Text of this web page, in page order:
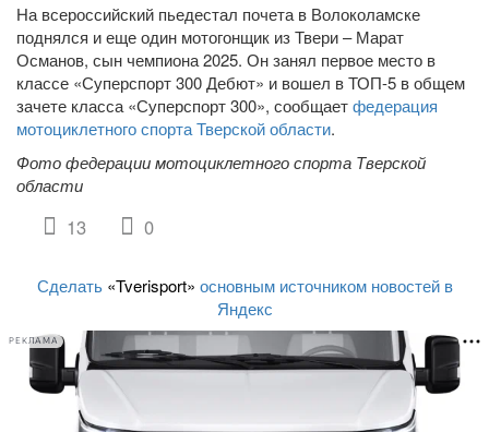
На всероссийский пьедестал почета в Волоколамске
поднялся и еще один мотогонщик из Твери – Марат
Османов, сын чемпиона 2025. Он занял первое место в
классе «Суперспорт 300 Дебют» и вошел в ТОП-5 в общем
зачете класса «Суперспорт 300», сообщаетфедерация
мотоциклетного спорта Тверской области.
Фото федерации мотоциклетного спорта Тверской
области
13 0
Сделать «Tverisport» основным источником новостей в
Яндекс
РЕКЛАМА